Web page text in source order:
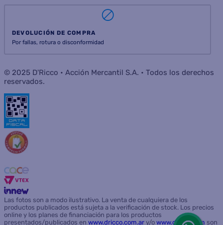
DEVOLUCIÓN DE COMPRA
Por fallas, rotura o disconformidad
© 2025 D'Ricco • Acción Mercantil S.A. • Todos los derechos
reservados.
Las fotos son a modo ilustrativo. La venta de cualquiera de los
productos publicados está sujeta a la verificación de stock. Los precios
online y los planes de financiación para los productos
presentados/publicados en www.dricco.com.ar y/o www.dricco.com son